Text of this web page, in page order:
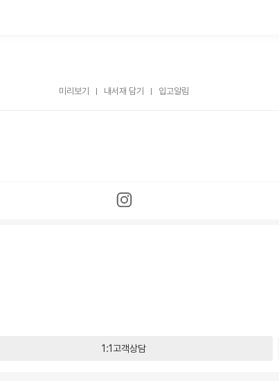
미리보기 내서재 담기 입고알림
1:1고객상담